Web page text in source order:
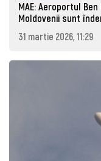
MAE: Aeroportul
Moldovenii sunt
31 martie 2026, 11:29